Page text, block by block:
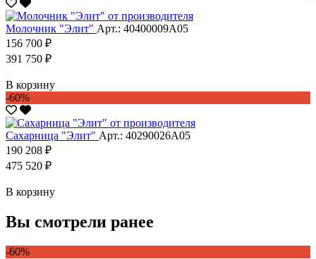
Молочник "Элит" Арт.: 40400009А05
156 700 ₽
391 750 ₽
В корзину
-60%
Сахарница "Элит" Арт.: 40290026А05
190 208 ₽
475 520 ₽
В корзину
Вы смотрели ранее
-60%